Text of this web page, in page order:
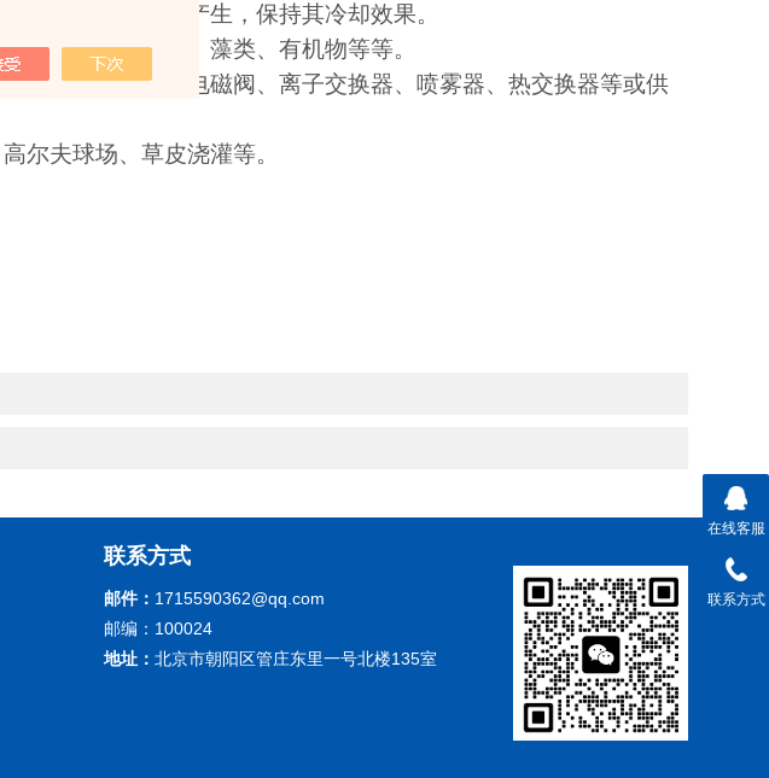
器内沉淀物的产生，保持其冷却效果。
去沙子、细菌、藻类、有机物等等。
抛光、水泵、电磁阀、离子交换器、喷雾器、热交换器等或供
尔夫球场、草皮浇灌等。
联系方式
邮件： 1715590362@qq.com
邮编：100024
地址： 北京市朝阳区管庄东里一号北楼135室
在线客服
联系方式